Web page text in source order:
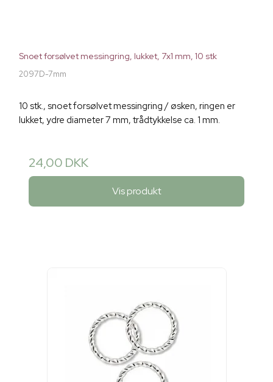
Snoet forsølvet messingring, lukket, 7x1 mm, 10 stk
2097D-7mm
10 stk., snoet forsølvet messingring / øsken, ringen er
lukket, ydre diameter 7 mm, trådtykkelse ca. 1 mm.
24,00 DKK
Vis produkt